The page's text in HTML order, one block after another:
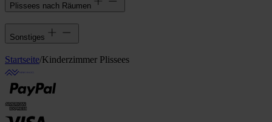
Plissees nach Räumen
Sonstiges
Startseite/Kinderzimmer Plissees